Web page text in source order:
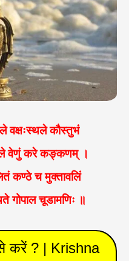
वक्षःस्थले कौस्तुभं
वेणुं करे कङ्कणम् ।
कण्ठे च मुक्तावलिं
गोपाल चूडामणिः ॥
करें ? | Krishna